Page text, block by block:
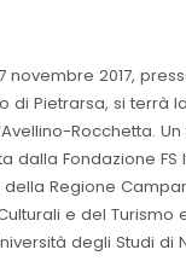
novembre 2017,
di Pietrarsa, si terrà
Rocchetta.
dalla Fondazione FS
Regione
e del Turismo
degli Studi di